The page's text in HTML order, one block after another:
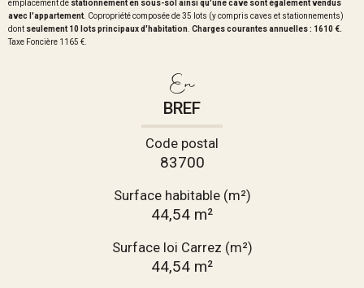
emplacement de stationnement en sous-sol ainsi qu'une cave sont également vendus
avec l'appartement . Copropriété composée de 35 lots (y compris caves et stationnements)
dont seulement 10 lots principaux d'habitation Charges courantes annuelles : 1610 €.
Taxe Foncière 1165 €.
En
BREF
Code postal
83700
Surface habitable (m²)
44,54 m²
Surface loi Carrez (m²)
44,54 m²